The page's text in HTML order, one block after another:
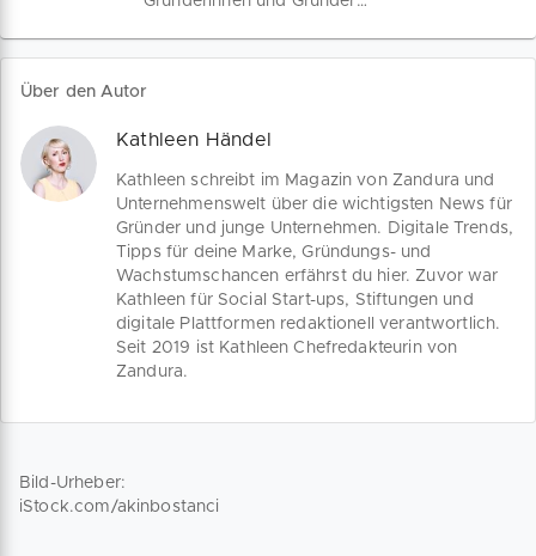
wichtigsten Gründungsschritte für einen
erfolgreichen Start in die
Über den Autor
Kathleen Händel
Kathleen schreibt im Magazin von Zandura und
Unternehmenswelt über die wichtigsten News für
Gründer und junge Unternehmen. Digitale Trends,
Tipps für deine Marke, Gründungs- und
Wachstumschancen erfährst du hier. Zuvor war
Kathleen für Social Start-ups, Stiftungen und
digitale Plattformen redaktionell verantwortlich.
Seit 2019 ist Kathleen Chefredakteurin von
Zandura.
Bild-Urheber:
iStock.com/akinbostanci